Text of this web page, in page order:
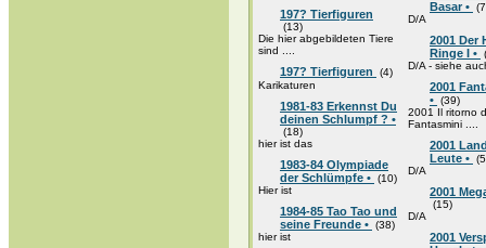
197? Tierfiguren
(13)
Die hier abgebildeten Tiere
sind ....
197? Tierfiguren
(4)
Karikaturen
1981-83 Erkennst Du
deinen Schlumpf ? •
(18)
hier ist das
1983-84 Olympiade
der Schlümpfe • (10)
Hier ist
1984-85 Tao Tao und
seine Freunde • (38)
hier ist
Basar •
D/A
2001 Der
Ringe I •
D/A - siehe
2001
• (39)
2001 Il ritorno
Fantasmini ....
2001
Leute •
D/A
2001
(15)
D/A
2001